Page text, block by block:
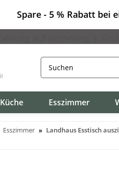
Spare - 5 % Rabatt bei
Küche Esszimmer
Esszimmer Landhaus Esstisch